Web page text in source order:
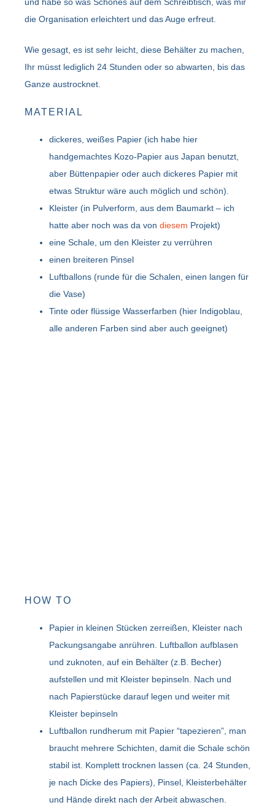
die Organisation erleichtert und das Auge erfreut.
Wie gesagt, es ist sehr leicht, diese Behälter zu machen,
Ihr müsst lediglich 24 Stunden oder so abwarten, bis das
Ganze austrocknet.
MATERIAL
dickeres, weißes Papier (ich habe hier
handgemachtes Kozo-Papier aus Japan benutzt,
aber Büttenpapier oder auch dickeres Papier mit
etwas Struktur wäre auch möglich und schön).
Kleister (in Pulverform, aus dem Baumarkt – ich
hatte aber noch was da von diesem Projekt)
eine Schale, um den Kleister zu verrühren
einen breiteren Pinsel
Luftballons (runde für die Schalen, einen langen für
die Vase)
Tinte oder flüssige Wasserfarben (hier Indigoblau,
alle anderen Farben sind aber auch geeignet)
HOW TO
Papier in kleinen Stücken zerreißen, Kleister nach
Packungsangabe anrühren. Luftballon aufblasen
und zuknoten, auf ein Behälter (z.B. Becher)
aufstellen und mit Kleister bepinseln. Nach und
nach Papierstücke darauf legen und weiter mit
Kleister bepinseln
Luftballon rundherum mit Papier “tapezieren”, man
braucht mehrere Schichten, damit die Schale schön
stabil ist. Komplett trocknen lassen (ca. 24 Stunden,
je nach Dicke des Papiers), Pinsel, Kleisterbehälter
und Hände direkt nach der Arbeit abwaschen.